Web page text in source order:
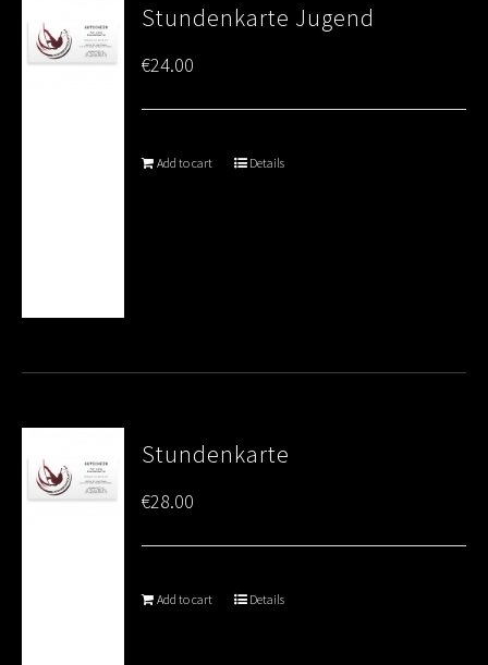
Stundenkarte Jugend
€24.00
Add to cart Details
Stundenkarte
€28.00
Add to cart Details